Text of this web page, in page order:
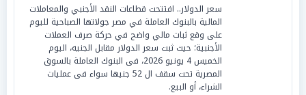
سعر الدولار.. افتتحت قطاعات النقد الأجنبي والمعاملات
المالية بالبنوك العاملة في مصر جولاتها الصباحية لليوم
على وقع ثبات مالي واضح في حركة صرف العملات
الأجنبية؛ حيث ثبت سعر الدولار مقابل الجنيه، اليوم
الخميس 4 يونيو 2026، فى البنوك العاملة بالسوق
المصرية تحت سقف ال 52 جنيها سواء فى عمليات
الشراء، أو البيع.